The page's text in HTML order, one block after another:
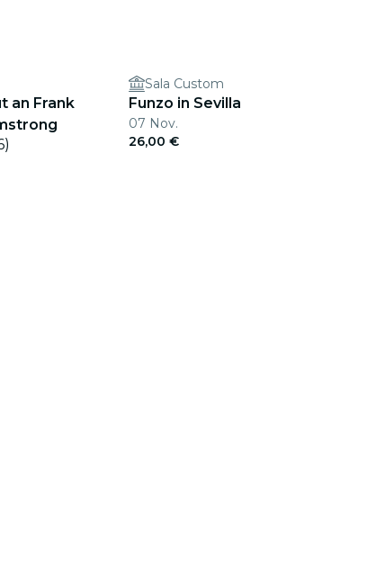
an Frank
Sala Custom
Funzo in Sevilla
07 Nov.
26,00 €